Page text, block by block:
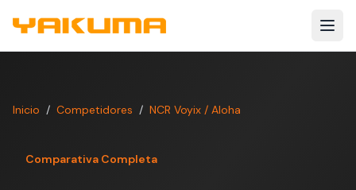
Inicio / Competidores / NCR Voyix / Aloha
Comparativa Completa